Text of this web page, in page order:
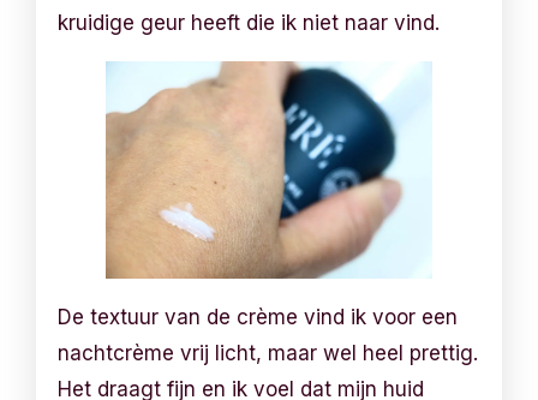
kruidige geur heeft die ik niet naar vind.
De textuur van de crème vind ik voor een
nachtcrème vrij licht, maar wel heel prettig.
Het draagt fijn en ik voel dat mijn huid